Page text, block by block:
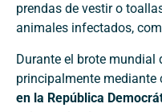
prendas de vestir o
animales infectados,
Durante el brote mundial
principalmente mediante
en la República